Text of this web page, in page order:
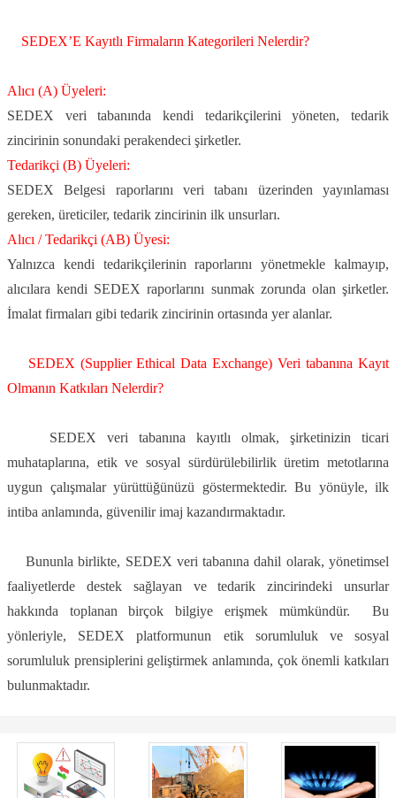
SEDEX’E Kayıtlı Firmaların Kategorileri Nelerdir?
Alıcı (A) Üyeleri:
SEDEX veri tabanında kendi tedarikçilerini yöneten, tedarik
zincirinin sonundaki perakendeci şirketler.
Tedarikçi (B) Üyeleri:
SEDEX Belgesi raporlarını veri tabanı üzerinden yayınlaması
gereken, üreticiler, tedarik zincirinin ilk unsurları.
Alıcı / Tedarikçi (AB) Üyesi:
Yalnızca kendi tedarikçilerinin raporlarını yönetmekle kalmayıp,
alıcılara kendi SEDEX raporlarını sunmak zorunda olan şirketler.
İmalat firmaları gibi tedarik zincirinin ortasında yer alanlar.
SEDEX (Supplier Ethical Data Exchange) Veri tabanına Kayıt
Olmanın Katkıları Nelerdir?
SEDEX veri tabanına kayıtlı olmak, şirketinizin ticari
muhataplarına, etik ve sosyal sürdürülebilirlik üretim metotlarına
uygun çalışmalar yürüttüğünüzü göstermektedir. Bu yönüyle, ilk
intiba anlamında, güvenilir imaj kazandırmaktadır.
Bununla birlikte, SEDEX veri tabanına dahil olarak, yönetimsel
faaliyetlerde destek sağlayan ve tedarik zincirindeki unsurlar
hakkında toplanan birçok bilgiye erişmek mümkündür. Bu
yönleriyle, SEDEX platformunun etik sorumluluk ve sosyal
sorumluluk prensiplerini geliştirmek anlamında, çok önemli katkıları
bulunmaktadır.